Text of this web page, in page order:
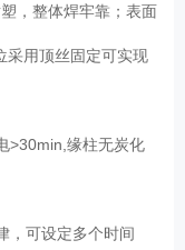
，整体焊牢靠；表面
采用顶丝固定可实现
>30min,缘柱无炭化
，可设定多个时间